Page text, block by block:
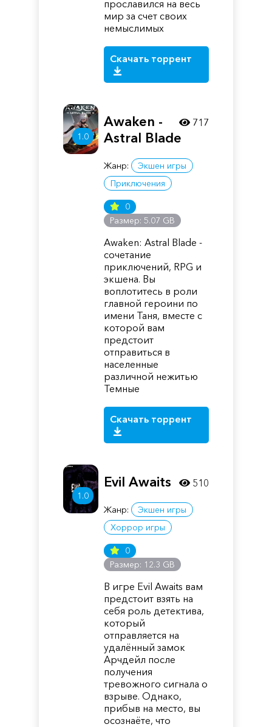
прославился на весь
мир за счет своих
немыслимых
Скачать торрент
1.0
Awaken -
Astral Blade
Жанр:
Экшен игры
Приключения
0
Размер: 5.07 GB
Awaken: Astral Blade -
сочетание
приключений, RPG и
экшена. Вы
воплотитесь в роли
главной героини по
имени Таня, вместе с
которой вам
предстоит
отправиться в
населенные
различной нежитью
Темные
Скачать торрент
717
1.0
Evil Awaits
Жанр:
Экшен игры
Хоррор игры
0
Размер: 12.3 GB
В игре Evil Awaits вам
предстоит взять на
себя роль детектива,
который
отправляется на
удалённый замок
Арчдейл после
получения
тревожного сигнала о
взрыве. Однако,
прибыв на место, вы
осознаёте, что
510